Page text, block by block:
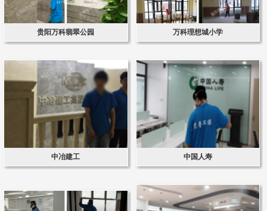
贵阳万科翡翠公园 万科理想城小学
中冶建工 中国人寿